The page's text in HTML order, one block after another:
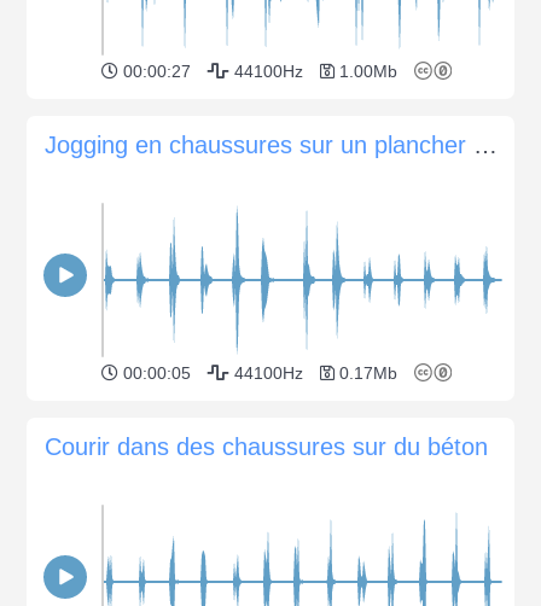
00:00:27 44100Hz 1.00Mb
Jogging en chaussures sur un plancher en bois
00:00:05 44100Hz 0.17Mb
Courir dans des chaussures sur du béton